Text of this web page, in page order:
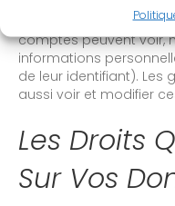
personnelles indiquées
comptes peuvent voir,
informations
de leur identifiant). Les
aussi voir et modifier
Les Droits
Sur Vos